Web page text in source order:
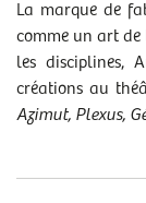
La marque de
comme un art de
les disciplines,
créations au
Azimut, Plexus,